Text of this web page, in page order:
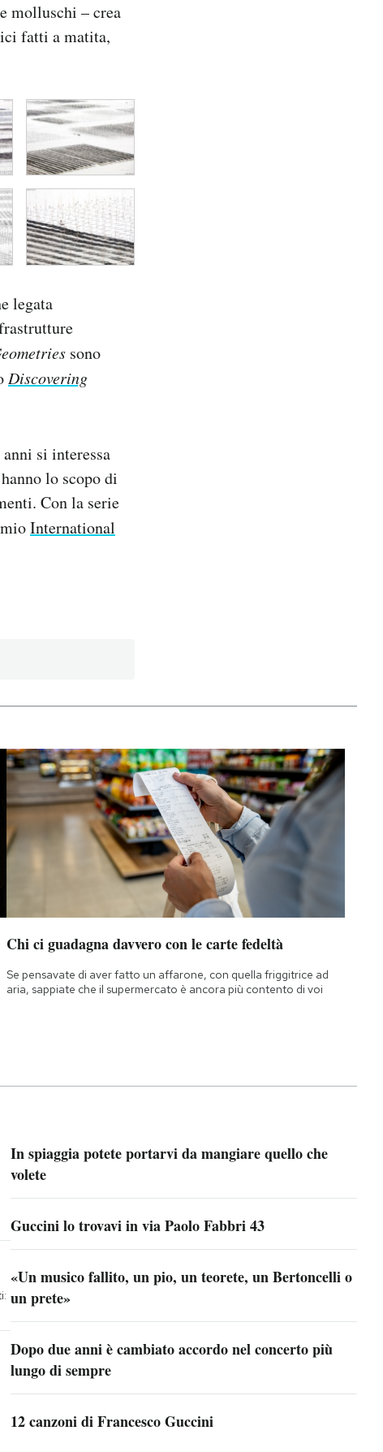
molluschi – crea
fatti a matita,
legata
sono
Discovering
si interessa
lo scopo di
Con la serie
International
Chi ci guadagna davvero con le carte fedeltà
Se pensavate di aver fatto un affarone, con quella friggitrice ad
aria, sappiate che il supermercato è ancora più contento di voi
In spiaggia potete portarvi da mangiare quello che
volete
Guccini lo trovavi in via Paolo Fabbri 43
«Un musico fallito, un pio, un teorete, un Bertoncelli o
un prete»
Dopo due anni è cambiato accordo nel concerto più
lungo di sempre
12 canzoni di Francesco Guccini